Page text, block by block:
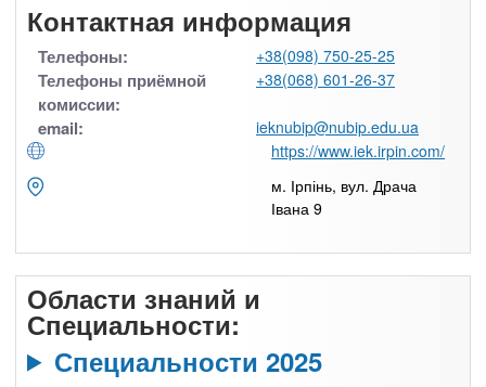
Контактная информация
Телефоны: +38(098) 750-25-25
Телефоны приёмной
комиссии:
+38(068) 601-26-37
email:
ieknubip@nubip.edu.ua
https://www.iek.irpin.com/
м. Ірпінь, вул. Драча
Івана 9
Области знаний и
Специальности:
Специальности 2025